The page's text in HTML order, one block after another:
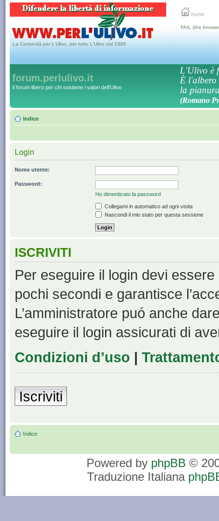
home
La Comunità per L'Ulivo, per tutto L'Ulivo dal 1995
FAIL (the
forum.perlulivo.it
Il forum libero per chi sostiene i valori dell'Ulivo
L'Ulivo è
È l'albero
la
(Romano
Indice
Login
Nome utente:
Password:
Ho dimenticato la password
Collegami in automatico ad ogni visita
Nascondi il mio stato per questa sessione
ISCRIVITI
Per eseguire il login devi
pochi secondi e garantisce
L’amministratore puó anche
eseguire il login assicurati di
Condizioni d’uso |
Iscriviti
Indice
Powered by phpBB ©
Traduzione Italiana